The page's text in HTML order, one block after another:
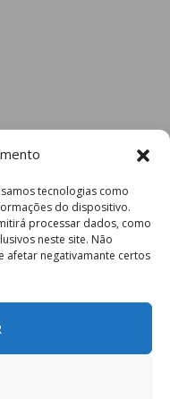
tecnologias como
do dispositivo.
processar dados, como
neste site. Não
afetar negativamante certos